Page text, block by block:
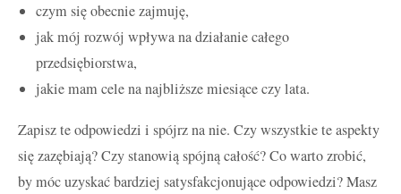
czym się obecnie zajmuję,
jak mój rozwój wpływa na działanie całego
przedsiębiorstwa,
jakie mam cele na najbliższe miesiące czy lata.
Zapisz te odpowiedzi i spójrz na nie. Czy wszystkie te aspekty
się zazębiają? Czy stanowią spójną całość? Co warto zrobić,
by móc uzyskać bardziej satysfakcjonujące odpowiedzi? Masz